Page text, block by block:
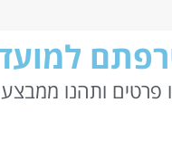
פרטים ותהנו